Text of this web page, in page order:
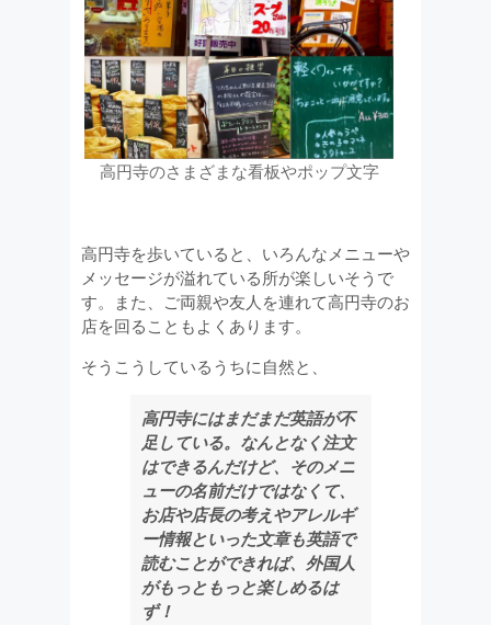
高円寺のさまざまな看板やポップ文字
高円寺を歩いていると、いろんなメニューや
メッセージが溢れている所が楽しいそうで
す。また、ご両親や友人を連れて高円寺のお
店を回ることもよくあります。
そうこうしているうちに自然と、
高円寺にはまだまだ英語が不
足している。なんとなく注文
はできるんだけど、そのメニ
ューの名前だけではなくて、
お店や店長の考えやアレルギ
ー情報といった文章も英語で
読むことができれば、 外国人
がもっともっと楽しめるは
ず！